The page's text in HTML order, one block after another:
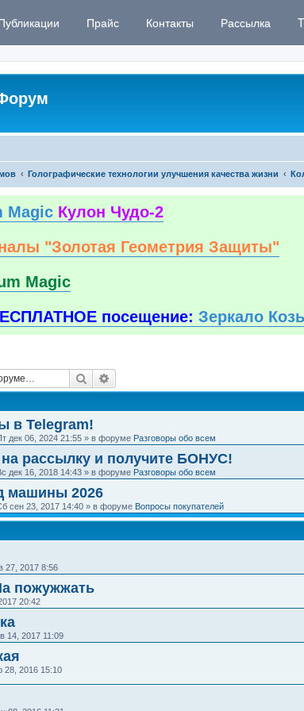
Прайс Контакты Рассылка
Голографические технологии улучшения качества жизни
Magic Кулон Чудо-2
"Золотая Геометрия Защиты"
Magic
посещение: Зеркало
Поиск
в Telegram!
дек 06, 2024 21:55 » в форуме Разговоры обо всем
рассылку и получите БОНУС!
дек 16, 2018 14:43 » в форуме Разговоры обо всем
машины 2026
сен 23, 2017 14:40 » в форуме Вопросы покупателей
27, 2017 8:56
пожужжать
20:42
14, 2017 11:09
28, 2016 15:10